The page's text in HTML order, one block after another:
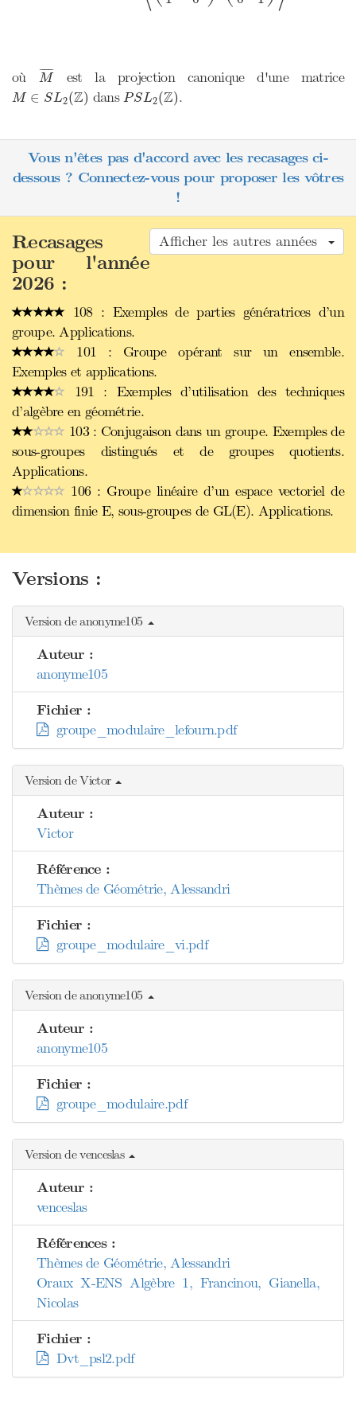
où ¯¯¯¯¯¯
M
M¯
est la projection canonique d'une matrice
M ∈ SL2(Z)
M∈S L2 Z) dansPSL2(Z)
PSL2 (Z).
Vous n'êtes pas d'accord avec les recasages ci-
dessous ? Connectez-vous pour proposer les vôtres
!
Afficher les autres années
Recasages
pour l'année
2026 :
108 : Exemples de parties génératrices d’un
groupe. Applications.
101 : Groupe opérant sur un ensemble.
Exemples et applications.
191 : Exemples d’utilisation des techniques
d’algèbre en géométrie.
103 : Conjugaison dans un groupe. Exemples de
sous-groupes distingués et de groupes quotients.
Applications.
106 : Groupe linéaire d’un espace vectoriel de
dimension finie E, sous-groupes de GL(E). Applications.
Versions :
Version de anonyme105
Auteur :
anonyme105
Fichier :
groupe_modulaire_lefourn.pdf
Version de Victor
Auteur :
Victor
Référence :
Thèmes de Géométrie, Alessandri
Fichier :
groupe_modulaire_vi.pdf
Version de anonyme105
Auteur :
anonyme105
Fichier :
groupe_modulaire.pdf
Version de venceslas
Auteur :
venceslas
Références :
Thèmes de Géométrie, Alessandri
Oraux X-ENS Algèbre 1, Francinou, Gianella,
Nicolas
Fichier :
Dvt_psl2.pdf